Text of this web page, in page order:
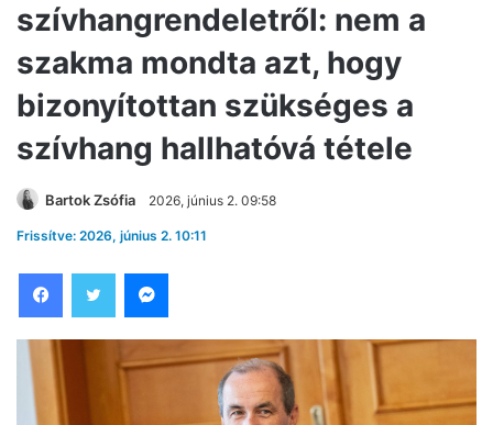
szívhangrendeletről: nem a
szakma mondta azt, hogy
bizonyítottan szükséges a
szívhang hallhatóvá tétele
Bartok Zsófia 2026, június 2. 09:58
Frissítve: 2026, június 2. 10:11